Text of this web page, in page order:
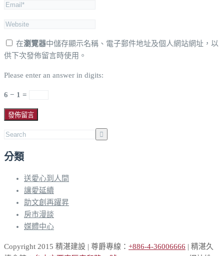
在瀏覽器中儲存顯示名稱、電子郵件地址及個人網站網址，以
供下次發佈留言時使用。
Please enter an answer in digits:
6 − 1 =
分類
送愛心到人間
讓愛延續
助文創再躍昇
房市漫談
媒體中心
Copyright 2015 精湛建設 | 尊爵專線： +886-4-36006666 | 精湛久